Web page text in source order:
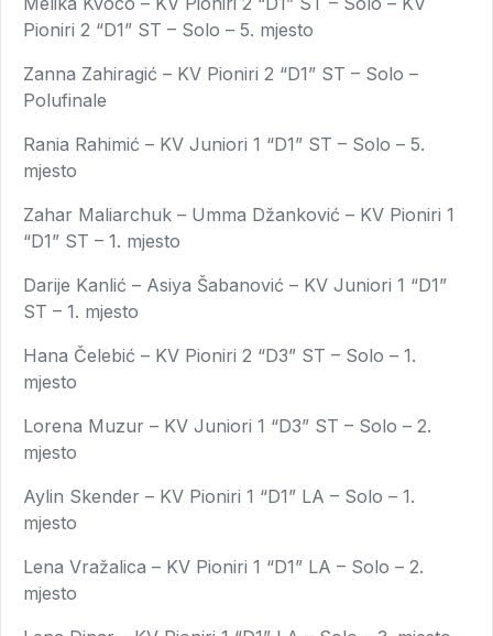
Pioniri 2 “D1” ST – Solo – 5. mjesto
Zanna Zahiragić – KV Pioniri 2 “D1” ST – Solo –
Polufinale
Rania Rahimić – KV Juniori 1 “D1” ST – Solo – 5.
mjesto
Zahar Maliarchuk – Umma Džanković – KV Pioniri 1
“D1” ST – 1. mjesto
Darije Kanlić – Asiya Šabanović – KV Juniori 1 “D1”
ST – 1. mjesto
Hana Čelebić – KV Pioniri 2 “D3” ST – Solo – 1.
mjesto
Lorena Muzur – KV Juniori 1 “D3” ST – Solo – 2.
mjesto
Aylin Skender – KV Pioniri 1 “D1” LA – Solo – 1.
mjesto
Lena Vražalica – KV Pioniri 1 “D1” LA – Solo – 2.
mjesto